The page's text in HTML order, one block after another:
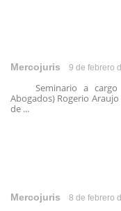
Mercojuris 9 de febrero
Seminario a cargo
Abogados) Rogerio
de ...
Mercojuris 8 de febrero